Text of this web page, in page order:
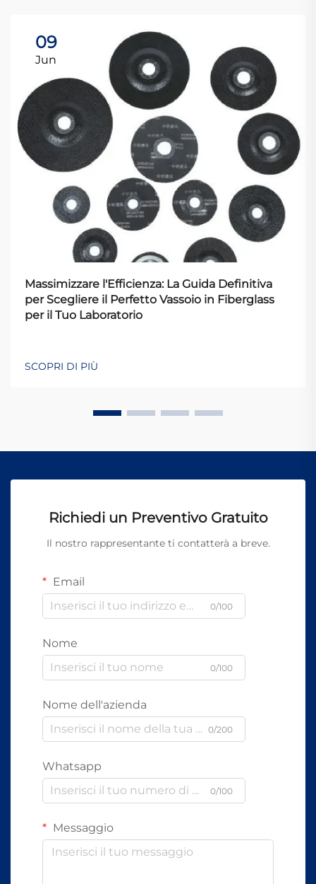
09
Jun
Massimizzare l'Efficienza: La Guida Definitiva
per Scegliere il Perfetto Vassoio in Fiberglass
per il Tuo Laboratorio
SCOPRI DI PIÙ
Richiedi un Preventivo Gratuito
Il nostro rappresentante ti contatterà a breve.
Email
0/100
Nome
0/100
Nome dell'azienda
0/200
Whatsapp
0/100
Messaggio